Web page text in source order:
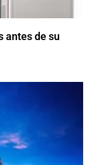
antes de su